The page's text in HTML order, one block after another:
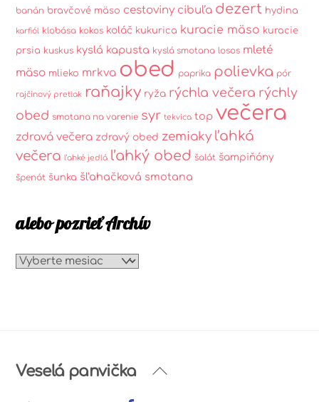
banán bravčové mäso cestoviny cibuľa dezert hydina
karfiól klobása kokos koláč kukurica kuracie mäso kuracie
prsia kuskus kyslá kapusta kyslá smotana losos mleté
mäso mlieko mrkva obed paprika polievka pór
rajčinový pretlak raňajky ryža rýchla večera rýchly
obed smotana na varenie syr tekvica top večera
zdravá večera zdravý obed zemiaky ľahká
večera
ľahké jedlá ľahký obed šalát šampiňóny
špenát šunka šľahačková smotana
alebo pozrieť Archív
alebo
Back
Veselá panvička